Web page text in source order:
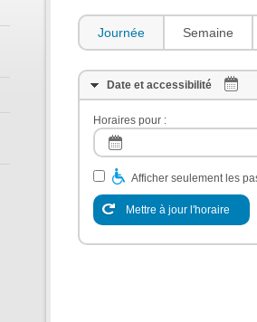
Journée Semaine
Date et accessibilité
Horaires pour :
Afficher seulement les
Mettre à jour l'horaire